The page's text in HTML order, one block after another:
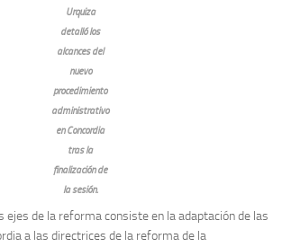
Urquiza
detalló los
alcances del
nuevo
procedimiento
administrativo
en Concordia
tras la
finalización de
la sesión.
ejes de la reforma consiste en la adaptación de las
a las directrices de la reforma de la